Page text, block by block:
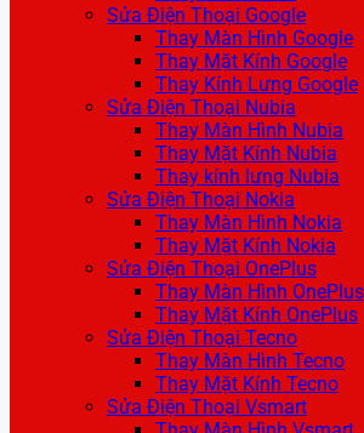
Sửa Điện Thoại Google
Thay Màn Hình Google
Thay Mặt Kính Google
Thay Kính Lưng Google
Sửa Điện Thoại Nubia
Thay Màn Hình Nubia
Thay Mặt Kính Nubia
Thay kính lưng Nubia
Sửa Điện Thoại Nokia
Thay Màn Hình Nokia
Thay Mặt Kính Nokia
Sửa Điện Thoại OnePlus
Thay Màn Hình OnePlus
Thay Mặt Kính OnePlus
Sửa Điện Thoại Tecno
Thay Màn Hình Tecno
Thay Mặt Kính Tecno
Sửa Điện Thoại Vsmart